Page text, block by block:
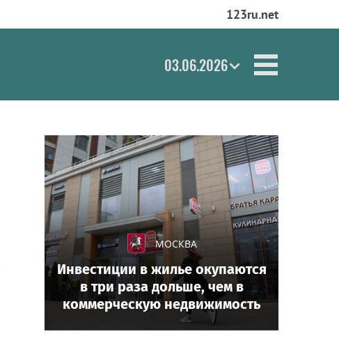
123ru.net
03.06.2026
МОСКВА
Инвестиции в жилье окупаются
в три раза дольше, чем в
коммерческую недвижимость